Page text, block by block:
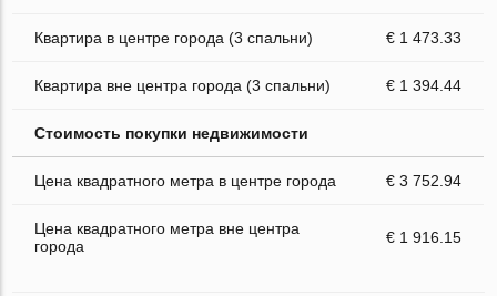
Квартира в центре города (3 спальни) € 1 473.33
Квартира вне центра города (3 спальни) € 1 394.44
Стоимость покупки недвижимости
Цена квадратного метра в центре города € 3 752.94
Цена квадратного метра вне центра
города
€ 1 916.15